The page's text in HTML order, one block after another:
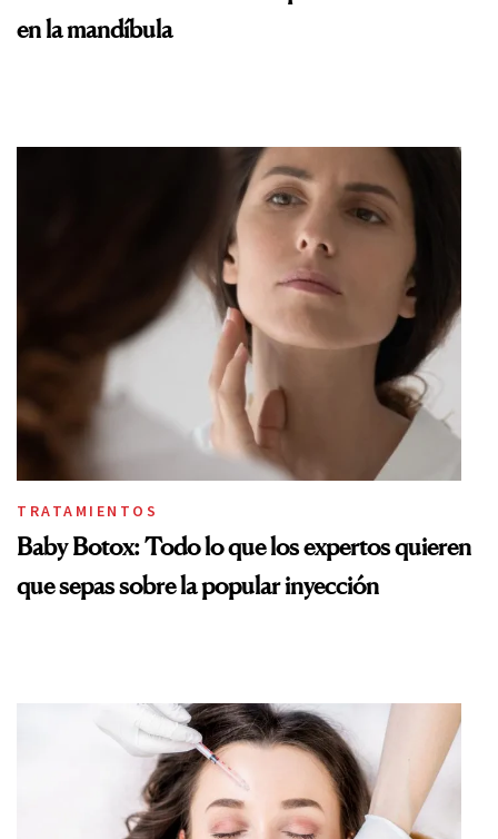
en la mandíbula
TRATAMIENTOS
Baby Botox: Todo lo que los expertos quieren
que sepas sobre la popular inyección